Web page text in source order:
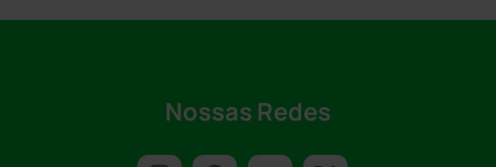
Nossas Redes